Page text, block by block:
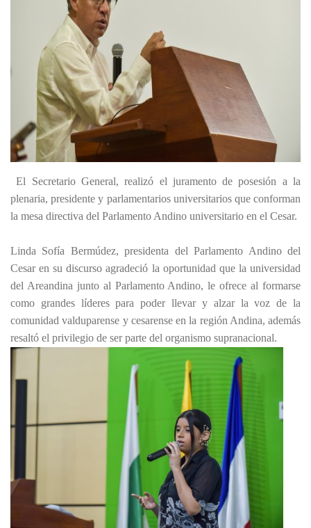
El Secretario General, realizó el juramento de posesión a la
plenaria, presidente y parlamentarios universitarios que conforman
la mesa directiva del Parlamento Andino universitario en el Cesar.
Linda Sofía Bermúdez, presidenta del Parlamento Andino del
Cesar en su discurso agradeció la oportunidad que la universidad
del Areandina junto al Parlamento Andino, le ofrece al formarse
como grandes líderes para poder llevar y alzar la voz de la
comunidad valduparense y cesarense en la región Andina, además
resaltó el privilegio de ser parte del organismo supranacional.